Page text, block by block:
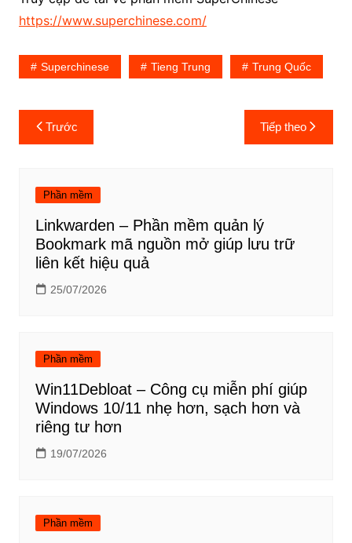
https://www.superchinese.com/
Superchinese Tieng Trung Trung Quốc
Điều
hướng
viết
Trước Tiếp theo
Phần mềm
Linkwarden – Phần mềm quản lý
Bookmark mã nguồn mở giúp lưu trữ
liên kết hiệu quả
25/07/2026
Phần mềm
Win11Debloat – Công cụ miễn phí giúp
Windows 10/11 nhẹ hơn, sạch hơn và
riêng tư hơn
19/07/2026
Phần mềm